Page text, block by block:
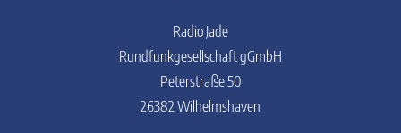
Radio Jade
Rundfunkgesellschaft gGmbH
Peterstraße 50
26382 Wilhelmshaven